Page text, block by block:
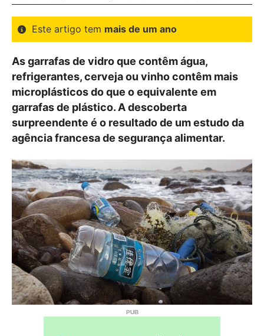
Este artigo tem mais de um ano
As garrafas de vidro que contêm água,
refrigerantes, cerveja ou vinho contêm mais
microplásticos do que o equivalente em
garrafas de plástico. A descoberta
surpreendente é o resultado de um estudo da
agência francesa de segurança alimentar.